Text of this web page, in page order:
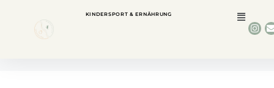
KINDERSPORT & ERNÄHRUNG